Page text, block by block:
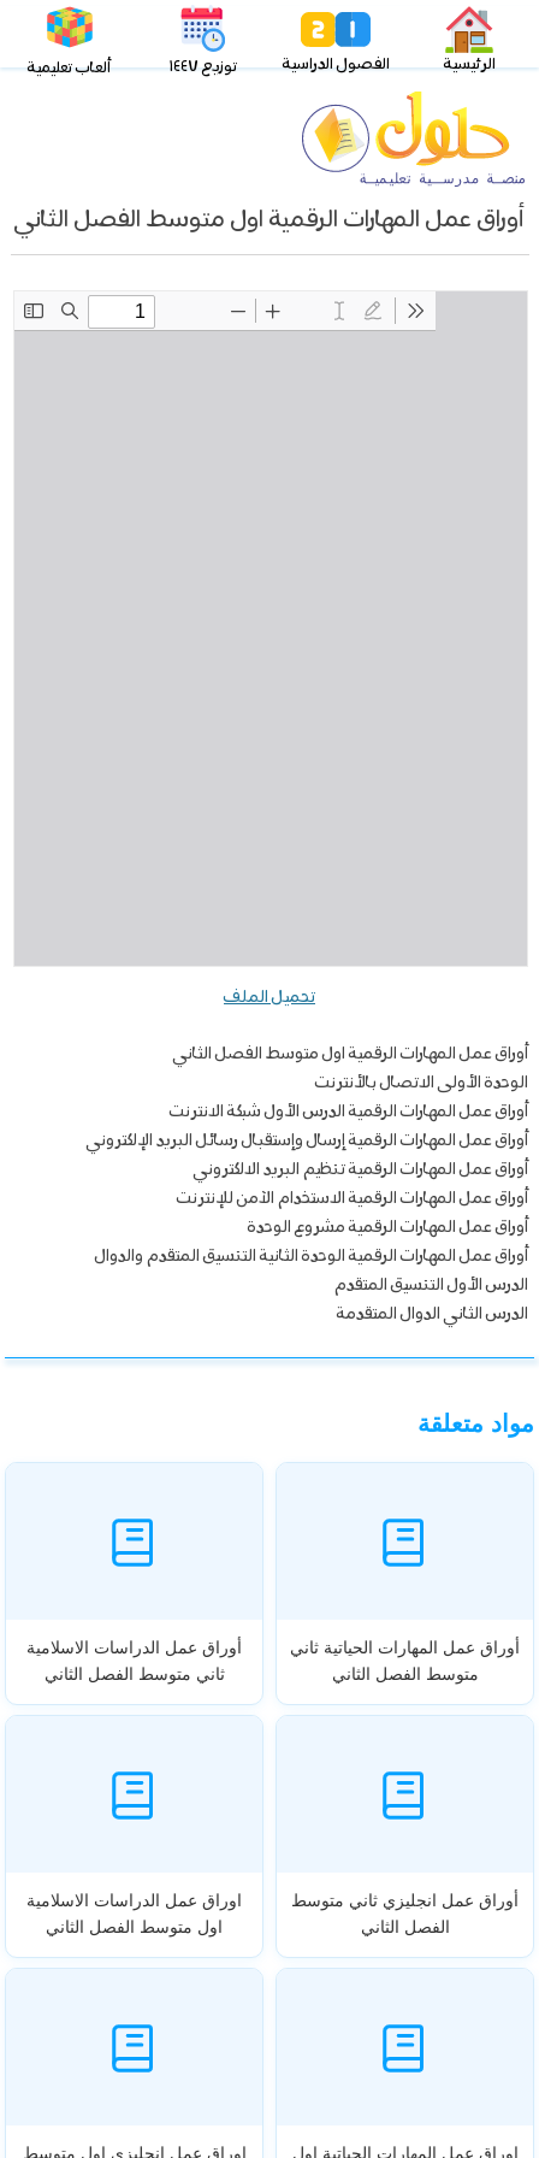
الرئيسية الفصول الدراسية توزيع ١٤٤٧ ألعاب تعليمية
أوراق عمل المهارات الرقمية اول متوسط الفصل الثاني
تحميل الملف
أوراق عمل المهارات الرقمية اول متوسط الفصل الثاني
الوحدة الأولى الاتصال بالأنترنت
أوراق عمل المهارات الرقمية الدرس الأول شبكة الانترنت
أوراق عمل المهارات الرقمية إرسال وإستقبال رسائل البريد الإلكتروني
أوراق عمل المهارات الرقمية تنظيم البريد الالكتروني
أوراق عمل المهارات الرقمية الاستخدام الآمن للإنترنت
أوراق عمل المهارات الرقمية مشروع الوحدة
أوراق عمل المهارات الرقمية الوحدة الثانية التنسيق المتقدم والدوال
الدرس الأول التنسيق المتقدم
الدرس الثاني الدوال المتقدمة
مواد متعلقة
أوراق عمل المهارات الحياتية ثاني
متوسط الفصل الثاني
أوراق عمل الدراسات الاسلامية
ثاني متوسط الفصل الثاني
أوراق عمل انجليزي ثاني متوسط
الفصل الثاني
اوراق عمل الدراسات الاسلامية
اول متوسط الفصل الثاني
اوراق عمل المهارات الحياتية اول اوراق عمل انجليزي اول متوسط